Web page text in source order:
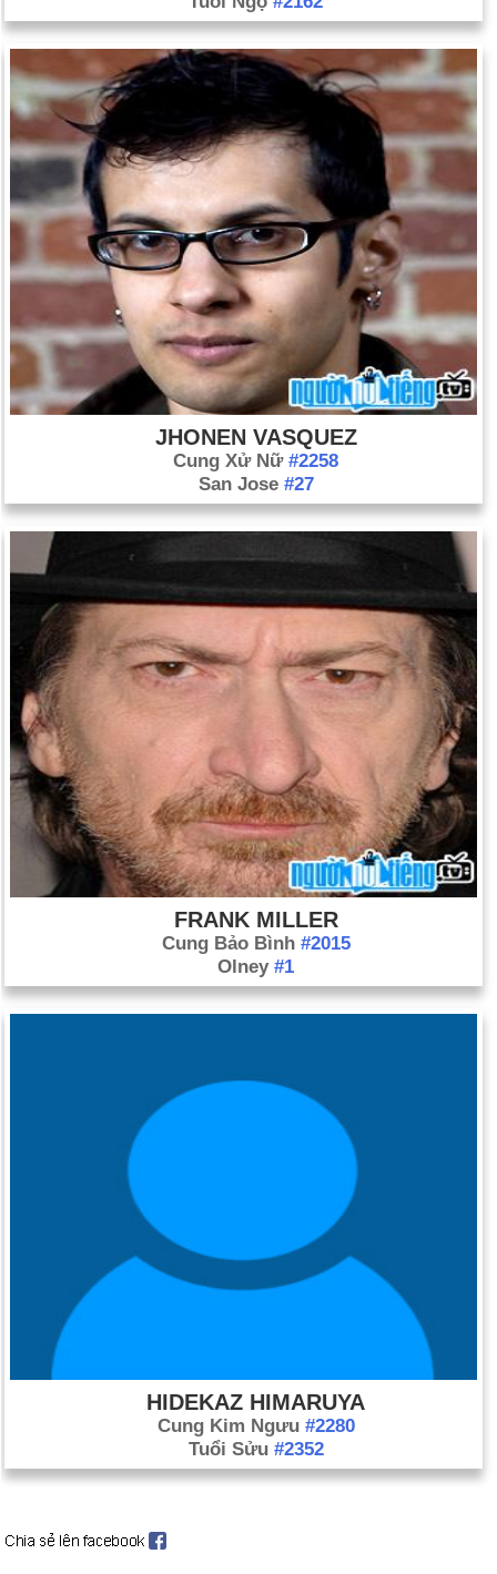
JHONEN VASQUEZ
Cung Xử Nữ #2258
San Jose #27
FRANK MILLER
Cung Bảo Bình #2015
Olney #1
HIDEKAZ HIMARUYA
Cung Kim Ngưu #2280
Tuổi Sửu #2352